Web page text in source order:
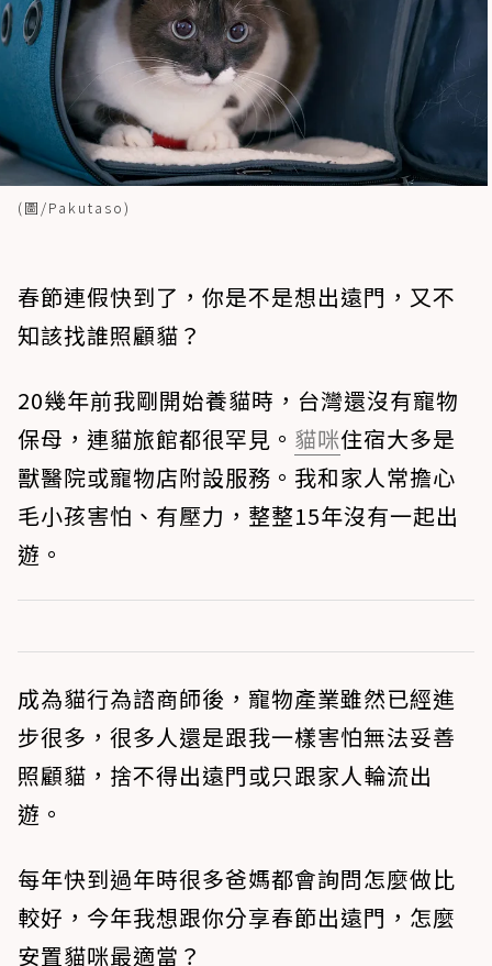
(圖/Pakutaso)
春節連假快到了，你是不是想出遠門，又不
知該找誰照顧貓？
20幾年前我剛開始養貓時，台灣還沒有寵物
保母，連貓旅館都很罕見。 貓咪住宿大多是
獸醫院或寵物店附設服務。我和家人常擔心
毛小孩害怕、有壓力，整整15年沒有一起出
遊。
成為貓行為諮商師後，寵物產業雖然已經進
步很多，很多人還是跟我一樣害怕無法妥善
照顧貓，捨不得出遠門或只跟家人輪流出
遊。
每年快到過年時很多爸媽都會詢問怎麼做比
較好，今年我想跟你分享春節出遠門，怎麼
安置貓咪最適當？